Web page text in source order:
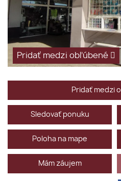
Pridať medzi obľúbené
Pridať medzi
Sledovať ponuku
Poloha na mape
Mám záujem